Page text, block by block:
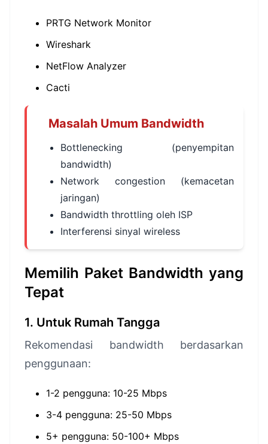
PRTG Network Monitor
Wireshark
NetFlow Analyzer
Cacti
Masalah Umum Bandwidth
Bottlenecking (penyempitan
bandwidth)
Network congestion (kemacetan
jaringan)
Bandwidth throttling oleh ISP
Interferensi sinyal wireless
Memilih Paket Bandwidth yang
Tepat
1. Untuk Rumah Tangga
Rekomendasi bandwidth berdasarkan
penggunaan:
1-2 pengguna: 10-25 Mbps
3-4 pengguna: 25-50 Mbps
5+ pengguna: 50-100+ Mbps